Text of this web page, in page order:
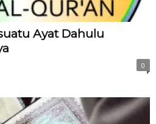
Ayat Dahulu
0